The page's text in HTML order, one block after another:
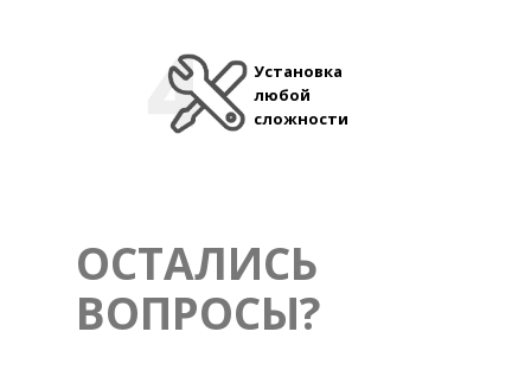
Установка
любой
сложности
ОСТАЛИСЬ
ВОПРОСЫ?